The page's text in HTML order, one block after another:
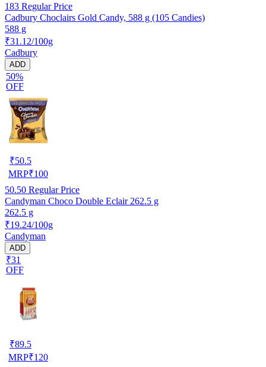
183 Regular Price
Cadbury Choclairs Gold Candy, 588 g (105 Candies)
588 g
₹31.12/100g
Cadbury
ADD
50%
OFF
₹50.5
MRP₹100
50.50 Regular Price
Candyman Choco Double Eclair 262.5 g
262.5 g
₹19.24/100g
Candyman
ADD
₹31
OFF
₹89.5
MRP₹120